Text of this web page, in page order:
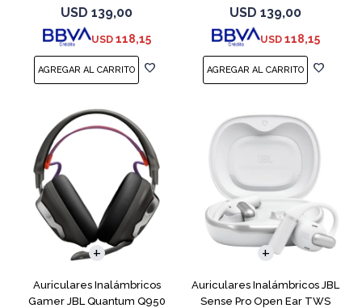
Negro
USD 139,00
USD 118,15
Blanco
USD 139,00
USD 118,15
Auriculares Inalámbricos
Gamer JBL Quantum Q950
Auriculares Inalámbricos JBL
Sense Pro Open Ear TWS